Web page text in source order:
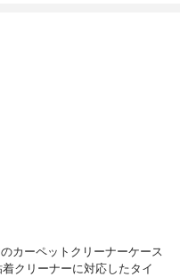
カーペットクリーナーケース
クリーナーに対応したタイ